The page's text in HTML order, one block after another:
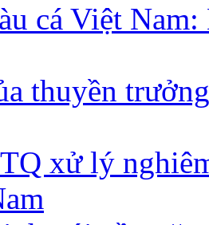
cá Việt
thuyền
xử lý